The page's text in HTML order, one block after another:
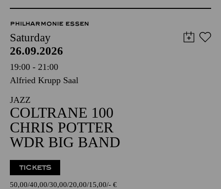
PHILHARMONIE ESSEN
Saturday
26.09.2026
19:00 - 21:00
Alfried Krupp Saal
JAZZ
COLTRANE 100
CHRIS POTTER
WDR BIG BAND
TICKETS
50,00 40,00 30,00 20,00 15,00 - €